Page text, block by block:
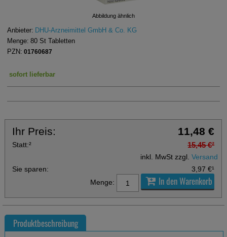
Abbildung ähnlich
Anbieter: DHU-Arzneimittel GmbH & Co. KG
Menge: 80 St Tabletten
PZN: 01760687
sofort lieferbar
Ihr Preis: 11,48 €
Statt:² 15,45 €²
inkl. MwSt zzgl.Versand
Sie sparen:
3,97 €¹
Menge:
In den Warenkorb
Produktbeschreibung